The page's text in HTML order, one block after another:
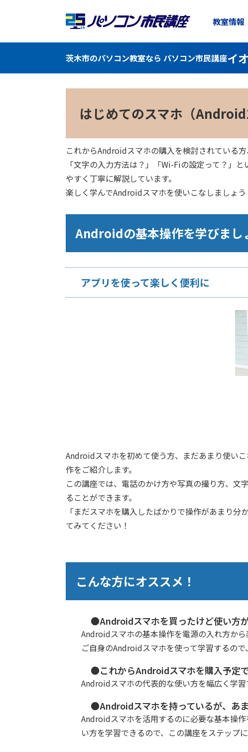
教室情報
茨木市のパソコン教室なら パソコン市民講座イ
はじめてのスマホ（
これからAndroidスマホの購入を検討されている
「文字の入力方法は？」「Wi-Fiの設定って？」
やすく丁寧に解説しています。
楽しく学んでAndroidスマホを使いこなしましょう
Androidの基本操作を学びまし
アプリを使って楽しく便利に
Androidスマホを初めて使う方、まだあまり使い
作をご紹介します。
この講座では、電話のかけ方や写真の撮り方、文
ることができます。
「まだスマホを購入したばかりで操作があまり
てみてください！
こんな方にオススメ！
●Androidスマホを買ったけど使い方
Androidスマホの基本操作を電源の入れ方から
ご自身のAndroidスマホを使って学習するの
●これからAndroidスマホを購入予定
Androidスマホの代表的な使い方を幅広く学
●Androidスマホを持っているが、あ
Androidスマホを活用するのに必要な基本操
い方を学習できるので、この講座をステップ